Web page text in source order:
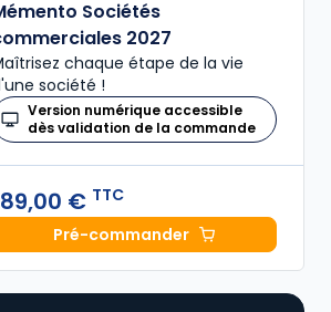
356,42 € HT/mois
Sociétés
2027
chaque étape de la vie
société !
Version numérique accessible
dès validation de la commande
€ TTC
Pré-commanderMémento Sociétés